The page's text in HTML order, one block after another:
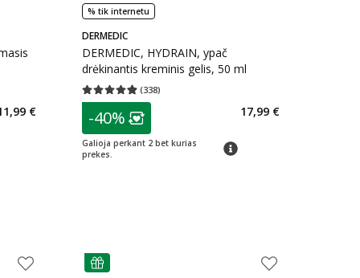
nuolaida:
€
% tik internetu
DERMEDIC
DERMEDIC, HYDRAIN, ypač
drėkinantis kreminis gelis, 50 ml
(338)
Vidutinis įvertinimas 4.88
patarimas
Lojalumo klubo narių nuolaida
-40%
Galioja perkant 2 bet kurias
prekes.
patarimas
17,99 €
patarimas